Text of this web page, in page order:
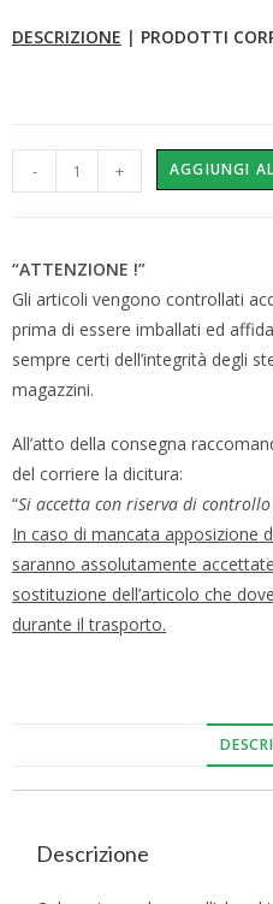
DESCRIZIONE | PRODOTTI
- + AGGIUNGI
“ATTENZIONE !”
Gli articoli vengono controllati
prima di essere imballati ed
sempre certi dell’integrità degli
magazzini.
All’atto della consegna
del corriere la dicitura:
“Si accetta con riserva di
In caso di mancata apposizione
saranno assolutamente
sostituzione dell’articolo che
durante il trasporto.
Descrizione